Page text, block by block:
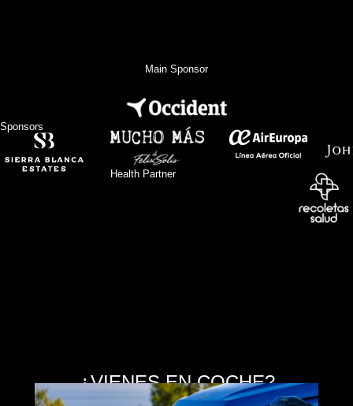
Main Sponsor
Sponsors
Health Partner
¿VIENES EN COCHE?